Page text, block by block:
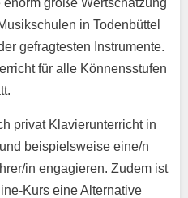
große Wertschätzung
in Todenbüttel
gefragtesten Instrumente.
für alle Könnensstufen
privat Klavierunterricht in
beispielsweise eine/n
in engagieren. Zudem ist
Kurs eine Alternative